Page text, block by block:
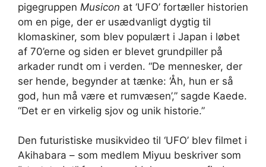
pigegruppen Musicon at ‘UFO’ fortæller historien
om en pige, der er usædvanligt dygtig til
klomaskiner, som blev populært i Japan i løbet
af 70’erne og siden er blevet grundpiller på
arkader rundt om i verden. “De mennesker, der
ser hende, begynder at tænke: ‘Åh, hun er så
god, hun må være et rumvæsen’,” sagde Kaede.
“Det er en virkelig sjov og unik historie.”
Den futuristiske musikvideo til ‘UFO’ blev filmet i
Akihabara – som medlem Miyuu beskriver som